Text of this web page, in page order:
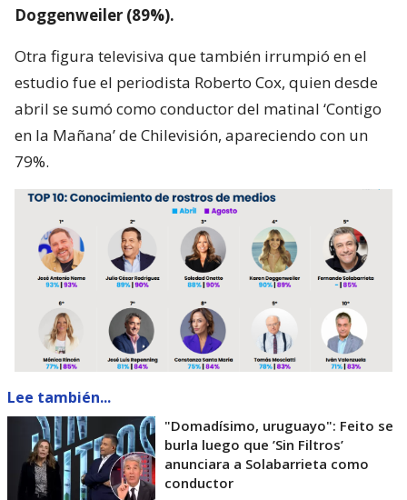
Doggenweiler (89%).
Otra figura televisiva que también irrumpió en el
estudio fue el periodista Roberto Cox, quien desde
abril se sumó como conductor del matinal ‘Contigo
en la Mañana’ de Chilevisión, apareciendo con un
79%.
Lee también...
"Domadísimo, uruguayo": Feito se
burla luego que ’Sin Filtros’
anunciara a Solabarrieta como
conductor